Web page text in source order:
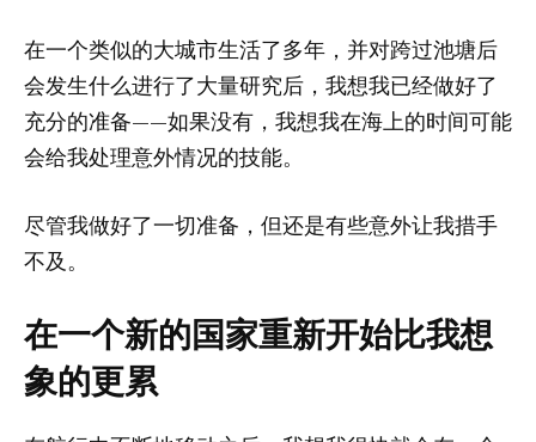
在一个类似的大城市生活了多年，并对跨过池塘后
会发生什么进行了大量研究后，我想我已经做好了
充分的准备——如果没有，我想我在海上的时间可能
会给我处理意外情况的技能。
尽管我做好了一切准备，但还是有些意外让我措手
不及。
在一个新的国家重新开始比我想
象的更累